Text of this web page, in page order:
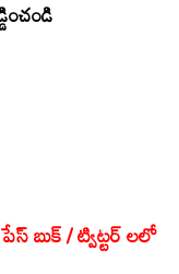
బుక్ / ట్విట్టర్ లలో